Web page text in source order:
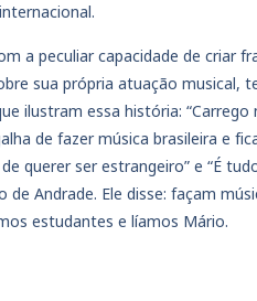
a peculiar capacidade de criar
sua própria atuação musical,
ilustram essa história: “Carrego
de fazer música brasileira e
querer ser estrangeiro” e “É
de Andrade. Ele disse: façam
estudantes e líamos Mário.